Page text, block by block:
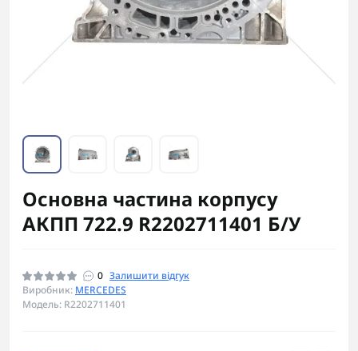
Основна частина корпусу
АКПП 722.9 R2202711401 Б/У
0 Залишити відгук
Виробник: MERCEDES
Модель: R2202711401